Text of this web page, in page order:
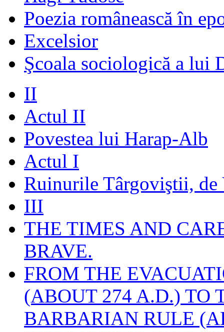
Poezia românească în
Excelsior
Şcoala sociologică a lui
II
Actul II
Povestea lui Harap-Alb
Actul I
Ruinurile Târgoviştii, de
III
THE TIMES AND
BRAVE.
FROM THE
(ABOUT 274 A.D.) TO
BARBARIAN RULE